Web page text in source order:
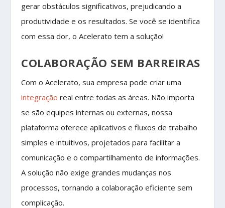
gerar obstáculos significativos, prejudicando a
produtividade e os resultados. Se você se identifica
com essa dor, o Acelerato tem a solução!
COLABORAÇÃO SEM BARREIRAS
Com o Acelerato, sua empresa pode criar uma
integração real entre todas as áreas. Não importa
se são equipes internas ou externas, nossa
plataforma oferece aplicativos e fluxos de trabalho
simples e intuitivos, projetados para facilitar a
comunicação e o compartilhamento de informações.
A solução não exige grandes mudanças nos
processos, tornando a colaboração eficiente sem
complicação.